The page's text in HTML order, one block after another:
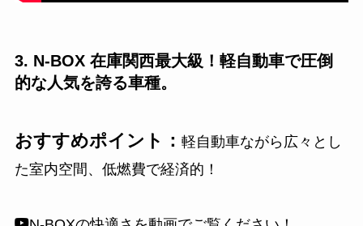
3. N-BOX 在庫関西最大級！軽自動車で圧倒
的な人気を誇る車種。
おすすめポイント： 軽自動車ながら広々とし
た室内空間、低燃費で経済的！